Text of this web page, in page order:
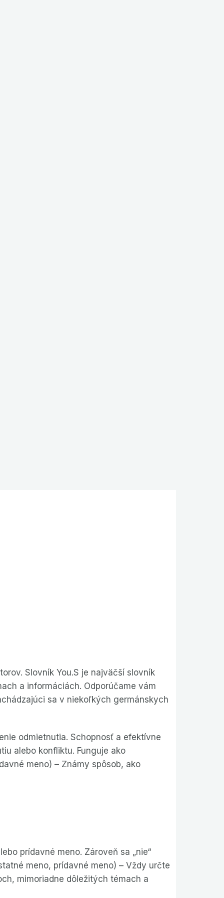
Slovník You.S je najväčší slovník
a informáciách. Odporúčame vám
sa v niekoľkých germánskych
odmietnutia. Schopnosť a efektívne
alebo konfliktu. Funguje ako
meno) – Známy spôsob, ako
prídavné meno. Zároveň sa „nie“
meno, prídavné meno) – Vždy určte
mimoriadne dôležitých témach a